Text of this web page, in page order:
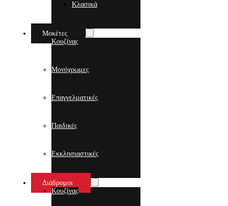
Κλασικά
Μοκέτες
Κουζίνας
Μονόχρωμες
Επαγγελματικές
Παιδικές
Εκκλησιαστικές
Διάδρομοι
Κουζίνας